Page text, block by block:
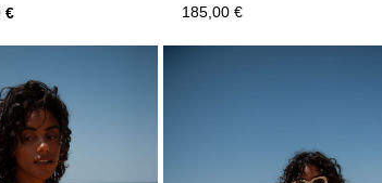
€
185,00€